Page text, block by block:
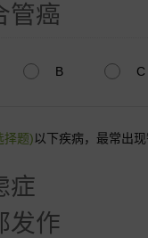
管癌
B C
择题)以下疾病，最常出
症
发作